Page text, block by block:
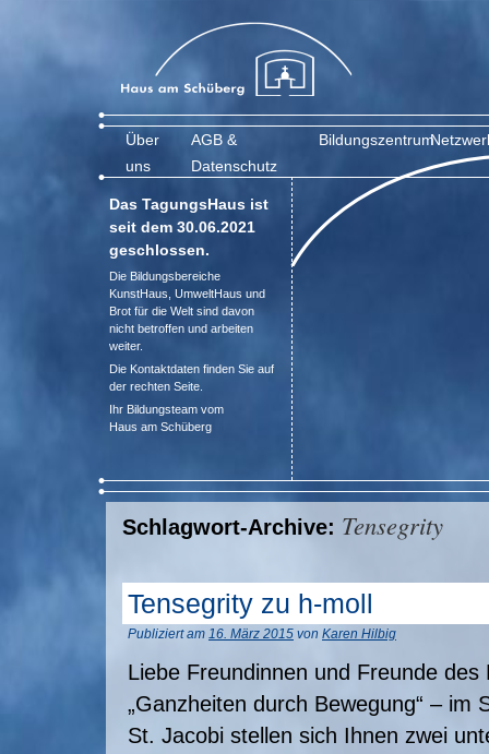
Über
uns
AGB &
Datenschutz
Bildungszentrum
Das TagungsHaus ist
seit dem 30.06.2021
geschlossen.
Die Bildungsbereiche
KunstHaus, UmweltHaus und
Brot für die Welt sind davon
nicht betroffen und arbeiten
weiter.
Die Kontaktdaten finden Sie auf
der rechten Seite.
Ihr Bildungsteam vom
Haus am Schüberg
Schlagwort-Archive: Tensegrity
Tensegrity zu h-moll
Publiziert am 16. März 2015 von Karen Hilbig
Liebe Freundinnen und Freunde
„Ganzheiten durch Bewegung“ – im
St. Jacobi stellen sich Ihnen zwei